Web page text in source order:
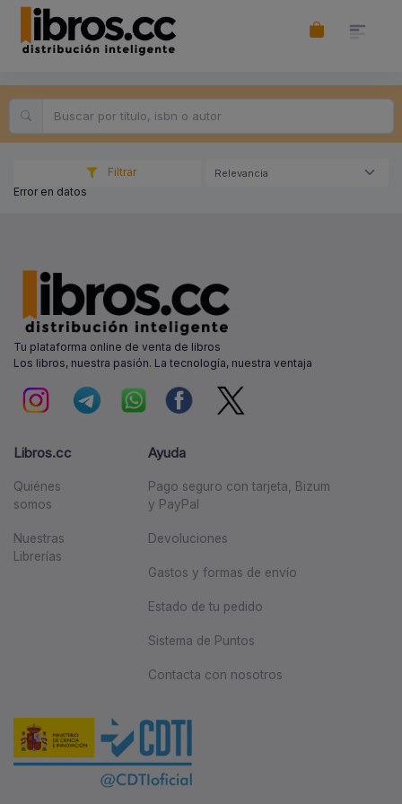
Filtrar Relevancia
Error en datos
Tu plataforma online de venta de libros
Los libros, nuestra pasión. La tecnología, nuestra ventaja
Libros.cc
Quiénes
somos
Nuestras
Librerías
Ayuda
Pago seguro con tarjeta, Bizum
y PayPal
Devoluciones
Gastos y formas de envío
Estado de tu pedido
Sistema de Puntos
Contacta con nosotros